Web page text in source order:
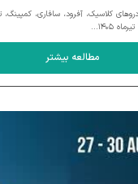
کلاسیک، آفرود، سافاری،
مطالعه بیشتر